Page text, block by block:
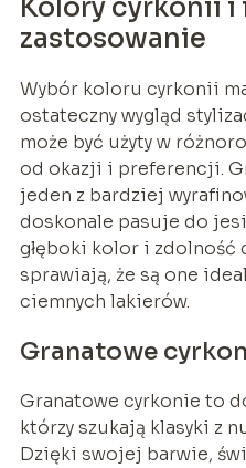
Kolory cyrkonii i
zastosowanie
Wybór koloru cyrkonii
ostateczny wygląd
może być użyty w
od okazji i preferencji.
jeden z bardziej
doskonale pasuje do
głęboki kolor i zdolność
sprawiają, że są one
ciemnych lakierów.
Granatowe
Granatowe cyrkonie to
którzy szukają klasyki z
Dzięki swojej barwie,